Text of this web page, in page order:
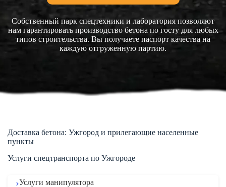
Собственный парк спецтехники и лаборатория позволяют
нам гарантировать производство бетона по госту для любых
типов строительства. Вы получаете паспорт качества на
каждую отгруженную партию.
Доставка бетона: Ужгород и прилегающие населенные
пункты
Услуги спецтранспорта по Ужгороде
Услуги манипулятора